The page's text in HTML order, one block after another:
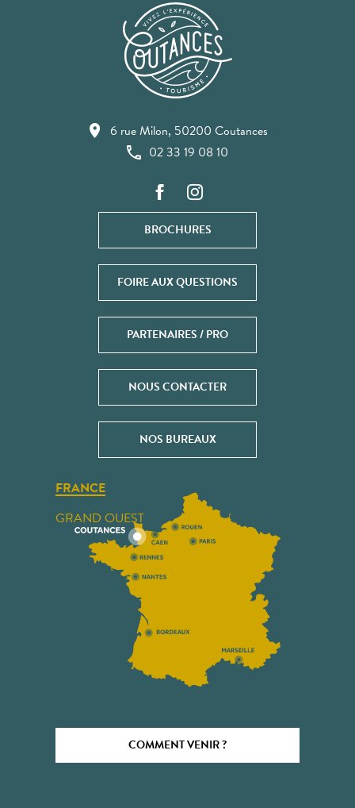
6 rue Milon, 50200 Coutances
02 33 19 08 10
BROCHURES
FOIRE AUX QUESTIONS
PARTENAIRES / PRO
NOUS CONTACTER
NOS BUREAUX
FRANCE
GRAND OUEST
COMMENT VENIR ?